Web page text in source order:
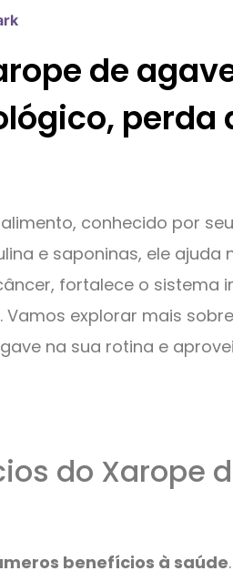
de
perda
conhecido por
e saponinas, ele ajuda
fortalece o sistema
Vamos explorar mais
na sua rotina e
do Xarope
benefícios à saúde